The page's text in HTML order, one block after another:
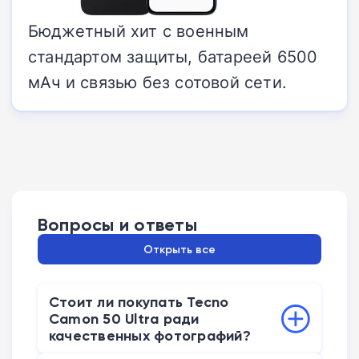
Бюджетный хит с военным
стандартом защиты, батареей 6500
мАч и связью без сотовой сети.
Вопросы и ответы
Открыть все
Стоит ли покупать Tecno
Camon 50 Ultra ради
качественных фотографий?